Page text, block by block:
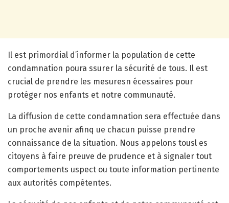
Il est primordial d’informer la population de cette
condamnation poura ssurer la sécurité de tous. Il est
crucial de prendre les mesuresn écessaires pour
protéger nos enfants et notre communauté.
La diffusion de cette condamnation sera effectuée dans
un proche avenir afinq ue chacun puisse prendre
connaissance de la situation. Nous appelons tousl es
citoyens à faire preuve de prudence et à signaler tout
comportements uspect ou toute information pertinente
aux autorités compétentes.